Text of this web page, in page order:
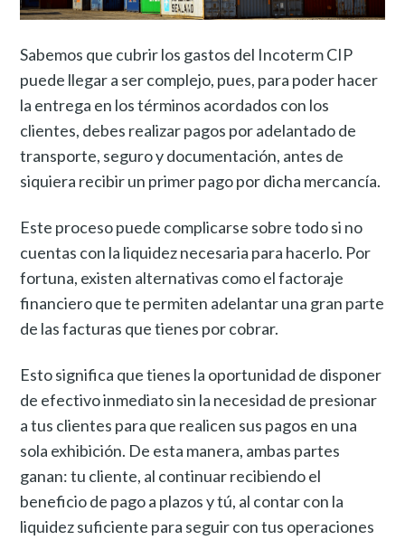
Sabemos que cubrir los gastos del Incoterm CIP
puede llegar a ser complejo, pues, para poder hacer
la entrega en los términos acordados con los
clientes, debes realizar pagos por adelantado de
transporte, seguro y documentación, antes de
siquiera recibir un primer pago por dicha mercancía.
Este proceso puede complicarse sobre todo si no
cuentas con la liquidez necesaria para hacerlo. Por
fortuna, existen alternativas como el factoraje
financiero que te permiten adelantar una gran parte
de las facturas que tienes por cobrar.
Esto significa que tienes la oportunidad de disponer
de efectivo inmediato sin la necesidad de presionar
a tus clientes para que realicen sus pagos en una
sola exhibición. De esta manera, ambas partes
ganan: tu cliente, al continuar recibiendo el
beneficio de pago a plazos y tú, al contar con la
liquidez suficiente para seguir con tus operaciones